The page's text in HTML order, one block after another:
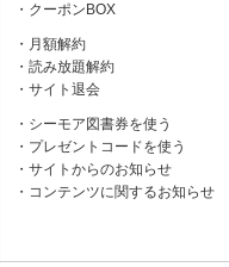
クーポンBOX
月額解約
読み放題解約
サイト退会
シーモア図書券を使う
プレゼントコードを使う
サイトからのお知らせ
コンテンツに関するお知らせ